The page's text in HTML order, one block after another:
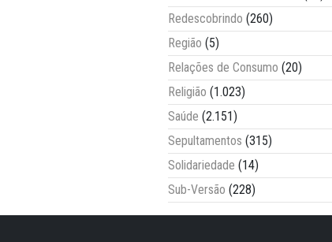
Redescobrindo (260)
Região (5)
Relações de Consumo (20)
Religião (1.023)
Saúde (2.151)
Sepultamentos (315)
Solidariedade (14)
Sub-Versão (228)